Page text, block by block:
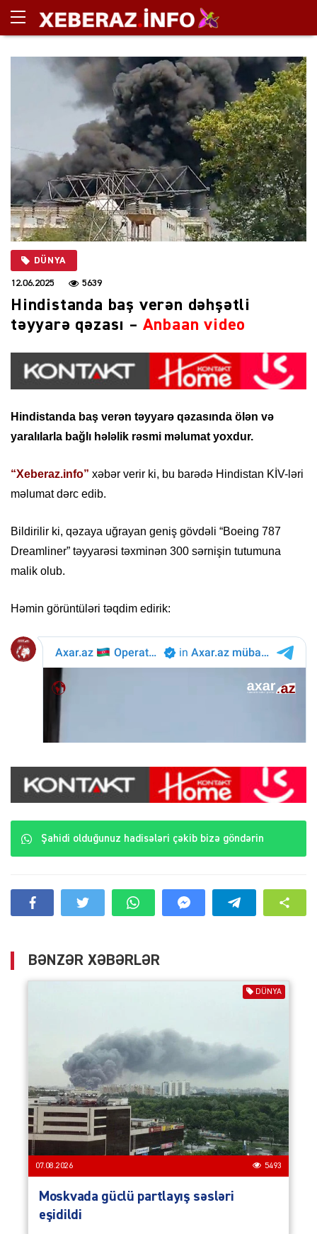
DÜNYA
12.06.2025 5639
Hindistanda baş verən dəhşətli
təyyarə qəzası – Anbaan video
Hindistanda baş verən təyyarə qəzasında ölən və
yaralılarla bağlı hələlik rəsmi məlumat yoxdur.
“Xeberaz.info” xəbər verir ki, bu barədə Hindistan KİV-ləri
məlumat dərc edib.
Bildirilir ki, qəzaya uğrayan geniş gövdəli “Boeing 787
Dreamliner” təyyarəsi təxminən 300 sərnişin tutumuna
malik olub.
Həmin görüntüləri təqdim edirik:
Şahidi olduğunuz hadisələri çəkib bizə göndərin
BƏNZƏR XƏBƏRLƏR
DÜNYA
07.08.2026 5493
Moskvada güclü partlayış səsləri
eşidildi